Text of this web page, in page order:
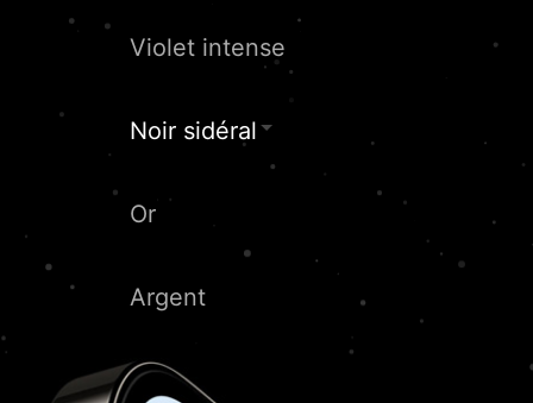
Violet intense
Noir sidéral
Or
Argent